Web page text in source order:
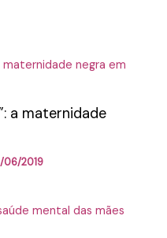
a maternidade
06/2019